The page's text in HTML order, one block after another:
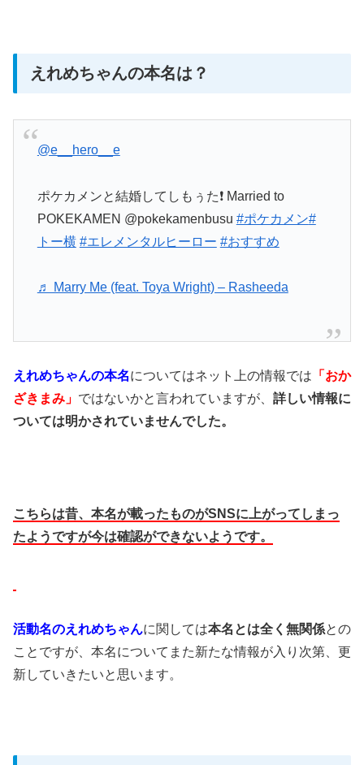
えれめちゃんの本名は？
@e__hero__e
ポケカメンと結婚してしもぅた❗️ Married to
POKEKAMEN @pokekamenbusu #ポケカメン#
トー横 #エレメンタルヒーロー #おすすめ
♬ Marry Me (feat. Toya Wright) – Rasheeda
えれめちゃんの本名についてはネット上の情報では 「おか
ざきまみ」 ではないかと言われていますが、 詳しい情報に
ついては明かされていませんでした。
こちらは昔、本名が載ったものがSNSに上がってしまっ
たようですが今は確認ができないようです。
活動名のえれめちゃんに関しては本名とは全く無関係との
ことですが、 本名についてまた新たな情報が入り次第、更
新していきたいと思います。